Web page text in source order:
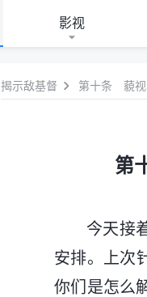
影视
揭示敌基督 第十条 藐视
第
今天接
安排。上次
你们是怎么